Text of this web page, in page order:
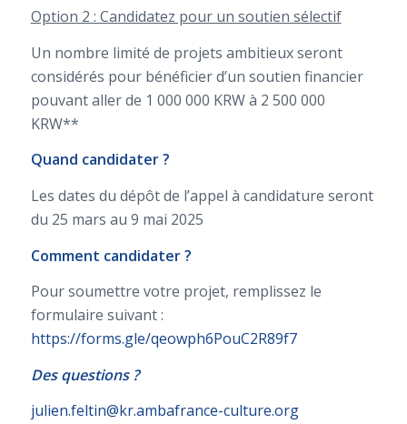
Option 2 : Candidatez pour un soutien sélectif
Un nombre limité de projets ambitieux seront
considérés pour bénéficier d’un soutien financier
pouvant aller de 1 000 000 KRW à 2 500 000
KRW**
Quand candidater ?
Les dates du dépôt de l’appel à candidature seront
du 25 mars au 9 mai 2025
Comment candidater ?
Pour soumettre votre projet, remplissez le
formulaire suivant :
https://forms.gle/qeowph6PouC2R89f7
Des questions ?
julien.feltin@kr.ambafrance-culture.org